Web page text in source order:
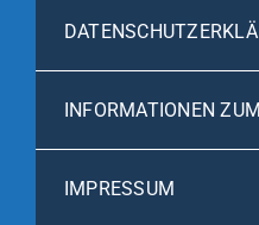
INFORMATIONEN
IMPRESSUM